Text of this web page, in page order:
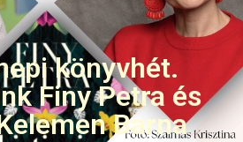
könyvhét.
Finy Petra és
Barna